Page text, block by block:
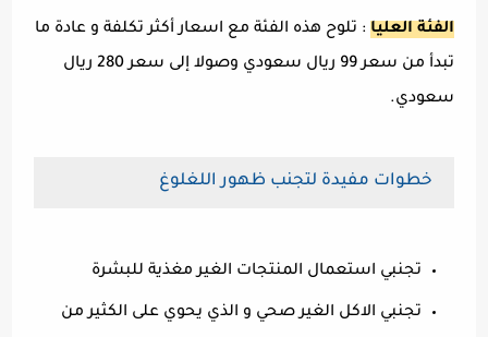
الفئة العليا : تلوح هذه الفئة مع اسعار أكثر تكلفة و عادة ما
تبدأ من سعر 99 ريال سعودي وصولا إلى سعر 280 ريال
سعودي.
خطوات مفيدة لتجنب ظهور اللغلوغ
تجنبي استعمال المنتجات الغير مغذية للبشرة
تجنبي الاكل الغير صحي و الذي يحوي على الكثير من